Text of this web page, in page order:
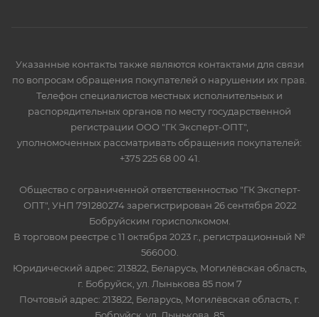
Указанные контакты также являются контактами для связи
по вопросам обращения покупателей о нарушении их прав.
Телефон специалистов местных исполнительных и
распорядительных органов по месту государственной
регистрации ООО "ГК Эксперт-ОПТ",
уполномоченных рассматривать обращения покупателей:
+375 225 68 00 41.
Общество с ограниченной ответственностью "ГК Эксперт-
ОПТ", УНП 791280274 зарегистрирован 26 сентября 2022
Бобруйским горисполкомом.
В торговом реестре с 11 октября 2023 г., регистрационный №
566000.
Юридический адрес: 213822, Беларусь, Могилёвская область,
г. Бобруйск, ул. Лынькова 85 пом 7
Почтовый адрес: 213822, Беларусь, Могилёвская область, г.